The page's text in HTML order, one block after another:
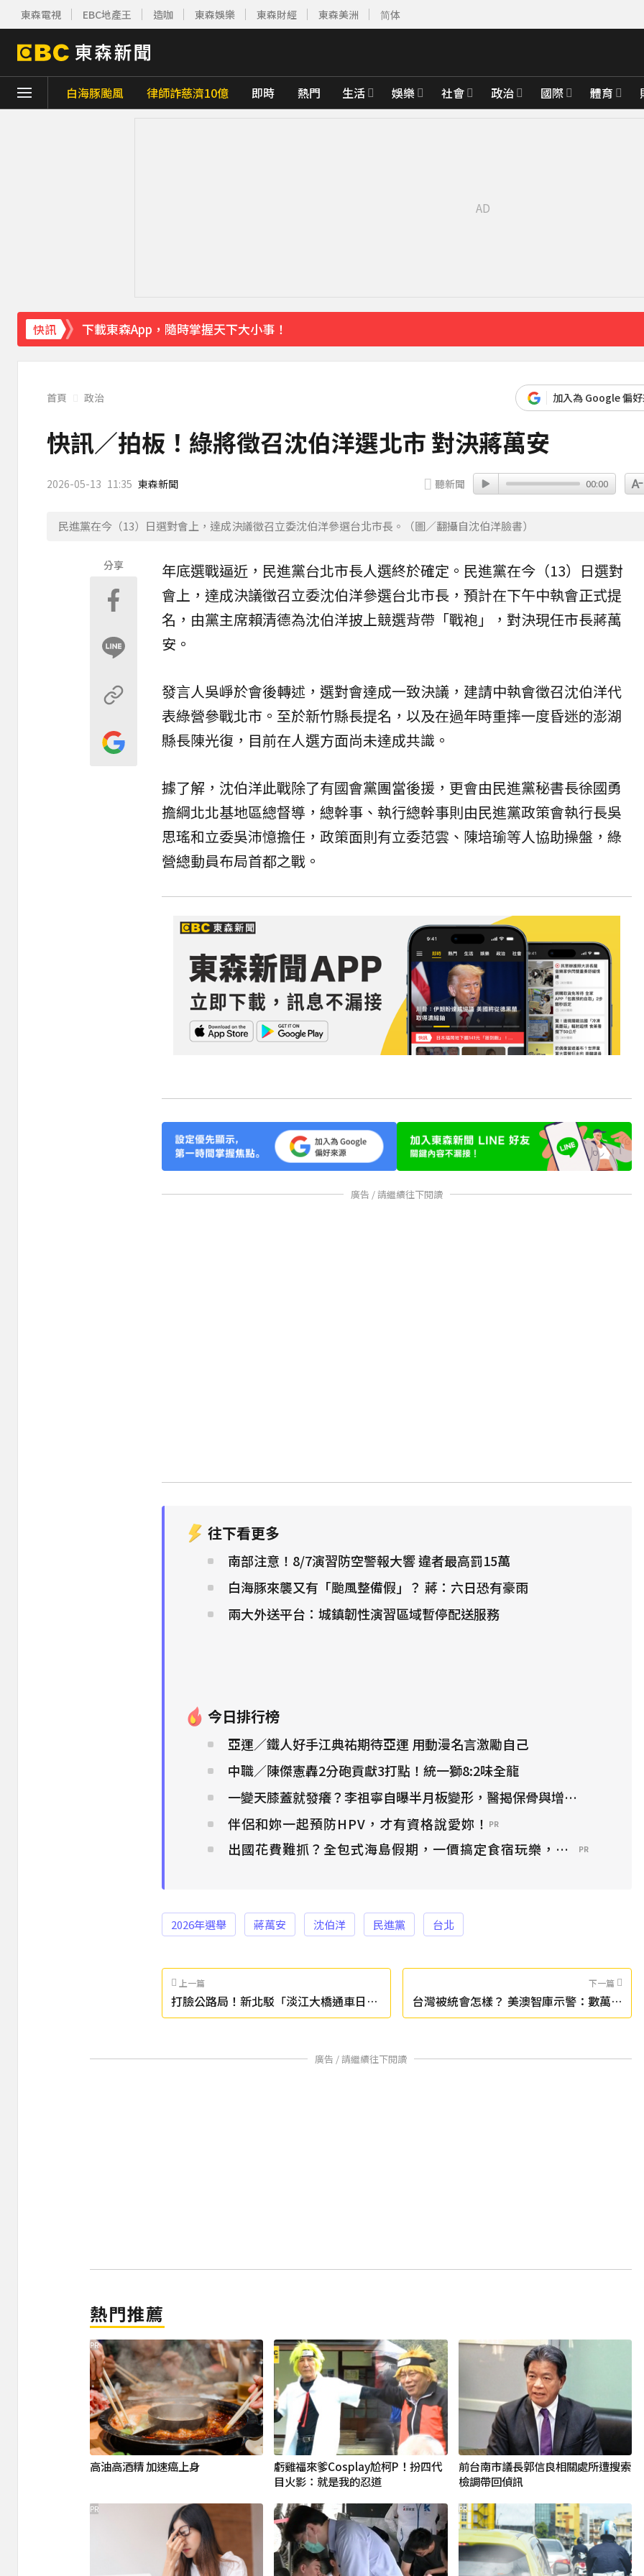
東森電視 EBC地產王 造咖 東森娛樂 東森財經 東森美洲 简体
白海豚颱風 律師詐慈濟10億 即時 熱門 生活 娛樂 社會 政治 國際 體育
快訊
下載東森App，隨時掌握天下大小事！
採購疫苗遭詐騙 慈濟委任律師發聲明：不排除民事求償
首頁 政治 加入為 Google 偏
快訊／拍板！綠將徵召沈伯洋選北市 對決蔣萬安
2026-05-13 11:35 東森新聞 聽新聞 00:00
民進黨在今（13）日選對會上，達成決議徵召立委沈伯洋參選台北市長。（圖／翻攝自沈伯洋臉書）
分享 年底選戰逼近， 民進黨台北市長人選終於確定。民進黨在今（13）日選對
會上，達成決議徵召立委沈伯洋參選台北市長，預計在下午中執會正式提
名，由黨主席賴清德為沈伯洋披上競選背帶「戰袍」，對決現任市長蔣萬
安 。
發言人吳崢於會後轉述，選對會達成一致決議，建請中執會徵召沈伯洋代
表綠營參戰北市。至於新竹縣長提名，以及在過年時重摔一度昏迷的澎湖
縣長陳光復，目前在人選方面尚未達成共識。
據了解，沈伯洋此戰除了有國會黨團當後援，更會由民進黨秘書長徐國勇
擔綱北北基地區總督導，總幹事、執行總幹事則由民進黨政策會執行長吳
思瑤和立委吳沛憶擔任，政策面則有立委范雲、陳培瑜等人協助操盤，綠
營總動員布局首都之戰。
廣告 / 請繼續往下閱讀
往下看更多
南部注意！8/7演習防空警報大響 違者最高罰15萬
白海豚來襲又有「颱風整備假」？ 蔣：六日恐有豪雨
兩大外送平台：城鎮韌性演習區域暫停配送服務
今日排行榜
亞運／鐵人好手江典祐期待亞運 用動漫名言激勵自己
中職／陳傑憲轟2分砲貢獻3打點！統一獅8:2味全龍
一變天膝蓋就發癢？李祖寧自曝半月板變形，醫揭保骨與增肌兩大救星！
伴侶和妳一起預防HPV，才有資格說愛妳！ PR
出國花費難抓？全包式海島假期，一價搞定食宿玩樂，省錢更省心！
PR
2026年選舉 蔣萬安 沈伯洋 民進黨 台北
上一篇
打臉公路局！新北駁「淡江大橋通車日期
是市府建議」 反嗆：自我矛盾邏輯不通
下一篇
台灣被統會怎樣？ 美澳智庫示警：數萬人
將遭監禁
廣告 / 請繼續往下閱讀
熱門推薦
高油高酒精 加速癌上身
PR
虧雞福來爹Cosplay尬柯P！扮四代
目火影：就是我的忍道
前台南市議長郭信良相關處所遭搜索
檢調帶回偵訊
PR PR